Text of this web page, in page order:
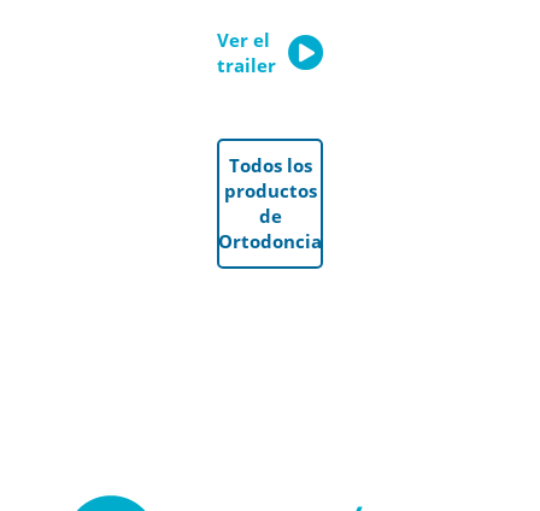
Ver el
trailer
Todos los
productos
de
Ortodoncia